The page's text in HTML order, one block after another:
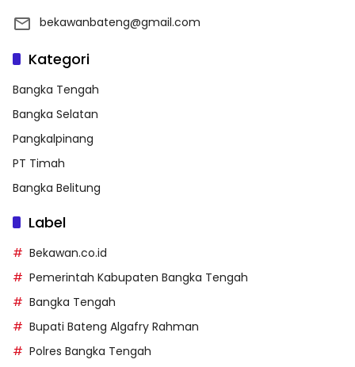
bekawanbateng@gmail.com
Kategori
Bangka Tengah
Bangka Selatan
Pangkalpinang
PT Timah
Bangka Belitung
Label
Bekawan.co.id
Pemerintah Kabupaten Bangka Tengah
Bangka Tengah
Bupati Bateng Algafry Rahman
Polres Bangka Tengah